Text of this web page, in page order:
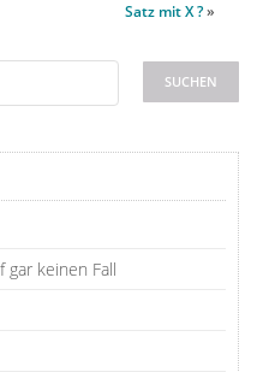
Satz mit X ?»
gar keinen Fall